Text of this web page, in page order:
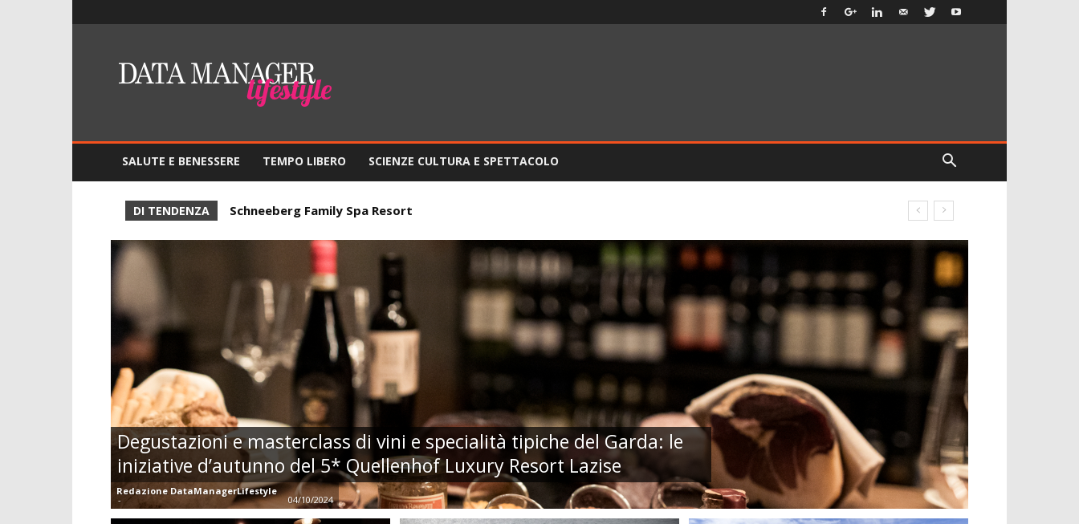
DMO
Data
SALUTE E BENESSERE TEMPO LIBERO SCIENZE CULTURA E SPETTACOLO
DI TENDENZA Schneeberg Family Spa Resort
Degustazioni e masterclass di vini e specialità tipiche del Garda: le
iniziative d’autunno del 5* Quellenhof Luxury Resort Lazise
Redazione DataManagerLifestyle
- 04/10/2024